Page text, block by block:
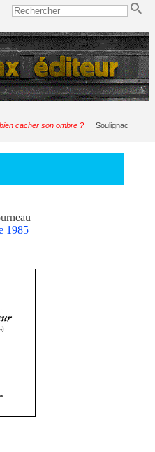
cacher son ombre ? Soulignac
1985